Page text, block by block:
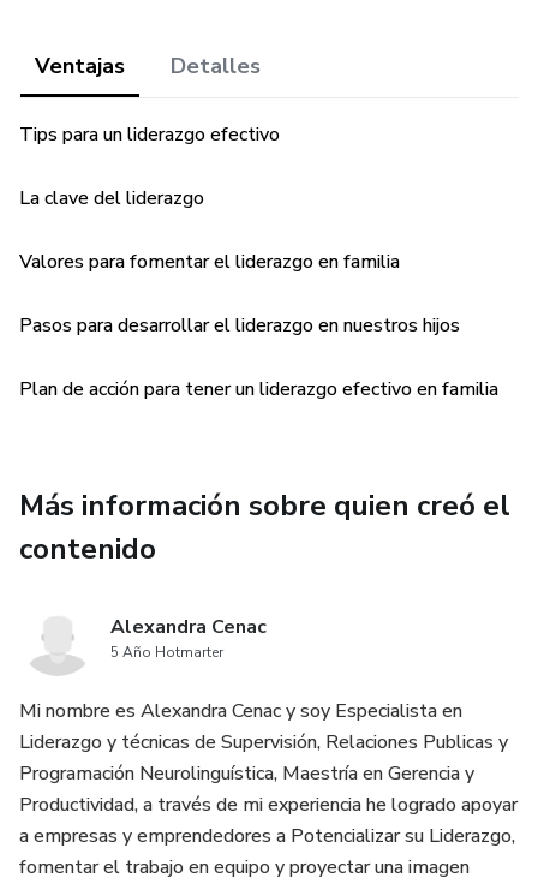
Ventajas Detalles
Tips para un liderazgo efectivo
La clave del liderazgo
Valores para fomentar el liderazgo en familia
Pasos para desarrollar el liderazgo en nuestros hijos
Plan de acción para tener un liderazgo efectivo en familia
Más información sobre quien creó el
contenido
Alexandra Cenac
5 Año Hotmarter
Mi nombre es Alexandra Cenac y soy Especialista en
Liderazgo y técnicas de Supervisión, Relaciones Publicas y
Programación Neurolinguística, Maestría en Gerencia y
Productividad, a través de mi experiencia he logrado apoyar
a empresas y emprendedores a Potencializar su Liderazgo,
fomentar el trabajo en equipo y proyectar una imagen